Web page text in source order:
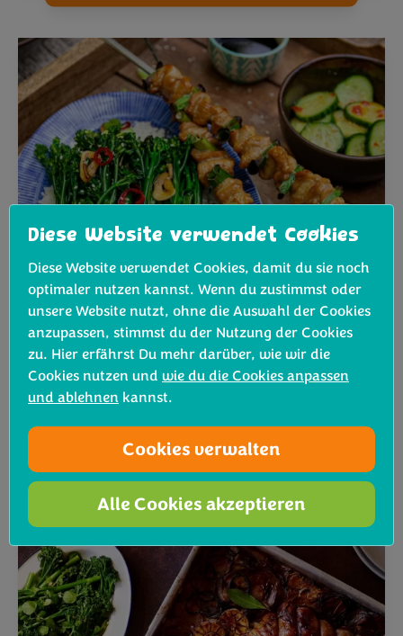
Yakitori Hähnchenspieße mit
gegrilltem Bimi®Brokkoli
Heute grillen wir Japanisch!
Diese Website verwendet Cookies
Diese Website verwendet Cookies, damit du sie noch
optimaler nutzen kannst. Wenn du zustimmst oder
unsere Website nutzt, ohne die Auswahl der Cookies
anzupassen, stimmst du der Nutzung der Cookies
zu. Hier erfährst Du mehr darüber, wie wir die
Cookies nutzen und wie du die Cookies anpassen
und ablehnen kannst.
Cookies verwalten
Alle Cookies akzeptieren